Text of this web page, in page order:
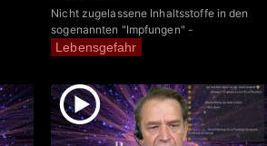
Nicht zugelassene Inhaltsstoffe in den
sogenannten "Impfungen" -
Lebensgefahr